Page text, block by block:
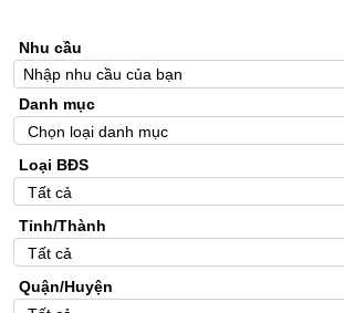
Nhu cầu
Danh mục
Loại BĐS
Tỉnh/Thành
Quận/Huyện